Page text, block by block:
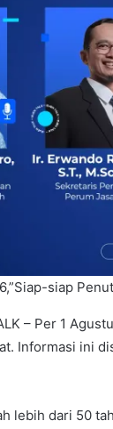
siap
– Per 1
Informasi ini
lebih dari 50